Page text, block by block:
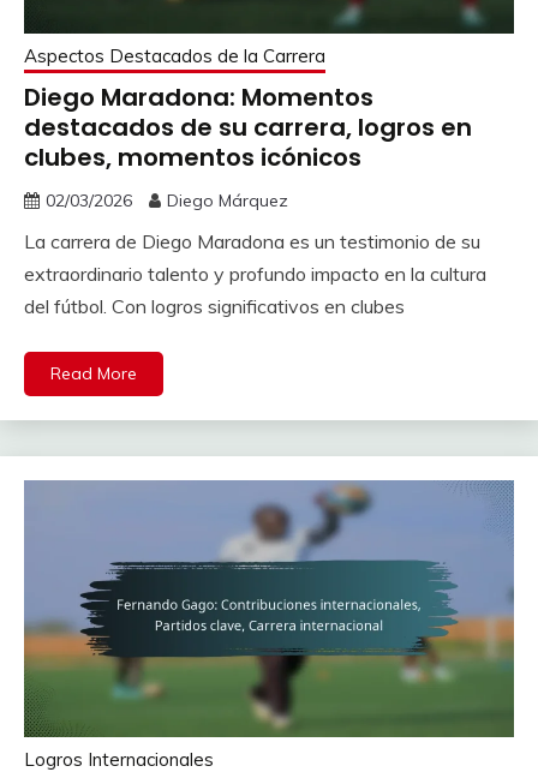
Aspectos Destacados de la Carrera
Diego Maradona: Momentos
destacados de su carrera, logros en
clubes, momentos icónicos
02/03/2026 Diego Márquez
La carrera de Diego Maradona es un testimonio de su
extraordinario talento y profundo impacto en la cultura
del fútbol. Con logros significativos en clubes
Read More
Logros Internacionales